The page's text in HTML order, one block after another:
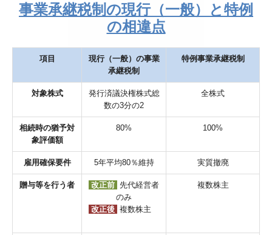
事業承継税制の現行（一般）と特例
の相違点
項目
現行（一般）の事業
承継税制
特例事業承継税制
対象株式
発行済議決権株式総
数の3分の2
全株式
相続時の猶予対
象評価額
80% 100%
雇用確保要件 5年平均80％維持 実質撤廃
贈与等を行う者 改正前 先代経営者
のみ
改正後 複数株主
複数株主